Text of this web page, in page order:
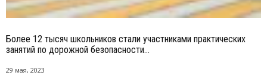
Более 12 тысяч школьников стали участниками практических
занятий по дорожной безопасности...
29 мая, 2023